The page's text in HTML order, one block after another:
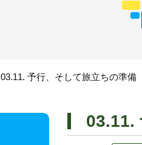
03.11. 予行、そして旅立ちの準備
03.11.